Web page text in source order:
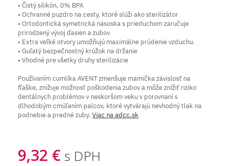
• Čistý silikón, 0% BPA
• Ochranné puzdro na cesty, ktoré slúži ako sterilizátor
• Ortodontická symetrická násoska s prieduchom zaručuje
prirodzený vývoj ďasien a zubov
• Extra veľké otvory umožňujú maximálne prúdenie vzduchu.
• Guľatý bezpečnostný krúžok na držanie
• Vhodné pre všetky druhy sterilizácie
Používaním cumlíka AVENT zmenšuje mamička závislosť na
fľaške, znižuje možnosť poškodenia zubov a môže znížiť riziko
dentálnych problémov v neskoršom veku v porovnaní s
dlhodobým cmúľaním palcov, ktoré vytvárajú nevhodný tlak na
podnebie a predné zuby. Viac na adcc.sk
9,32 € s DPH